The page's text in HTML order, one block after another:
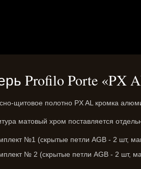
Profilo Porte «PX
щитовое полотно PX AL кромка
матовый хром поставляется
№1 (скрытые петли AGB - 2 шт,
№ 2 (скрытые петли AGB - 2 шт,